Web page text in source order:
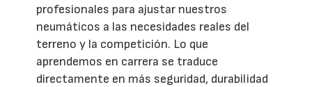
profesionales para ajustar nuestros
neumáticos a las necesidades reales del
terreno y la competición. Lo que
aprendemos en carrera se traduce
directamente en más seguridad, durabilidad